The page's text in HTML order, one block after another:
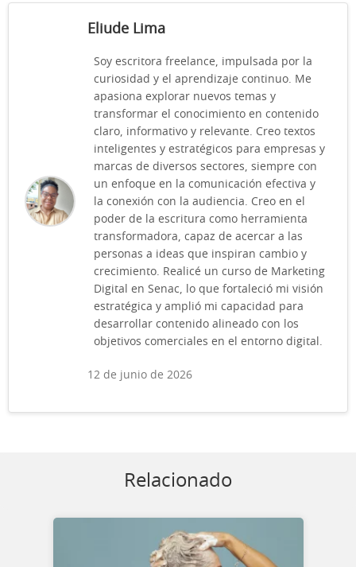
Eliude Lima
Soy escritora freelance, impulsada por la
curiosidad y el aprendizaje continuo. Me
apasiona explorar nuevos temas y
transformar el conocimiento en contenido
claro, informativo y relevante. Creo textos
inteligentes y estratégicos para empresas y
marcas de diversos sectores, siempre con
un enfoque en la comunicación efectiva y
la conexión con la audiencia. Creo en el
poder de la escritura como herramienta
transformadora, capaz de acercar a las
personas a ideas que inspiran cambio y
crecimiento. Realicé un curso de Marketing
Digital en Senac, lo que fortaleció mi visión
estratégica y amplió mi capacidad para
desarrollar contenido alineado con los
objetivos comerciales en el entorno digital.
12 de junio de 2026
Relacionado